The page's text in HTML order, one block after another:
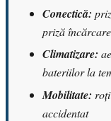
Conectică:
priză
Climatizare:
bateriilor la
Mobilitate:
accidentat